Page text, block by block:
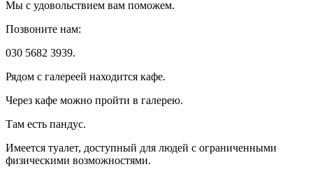
Мы с удовольствием вам поможем.
Позвоните нам:
030 5682 3939.
Рядом с галереей находится кафе.
Через кафе можно пройти в галерею.
Там есть пандус.
Имеется туалет, доступный для людей с ограниченными
физическими возможностями.